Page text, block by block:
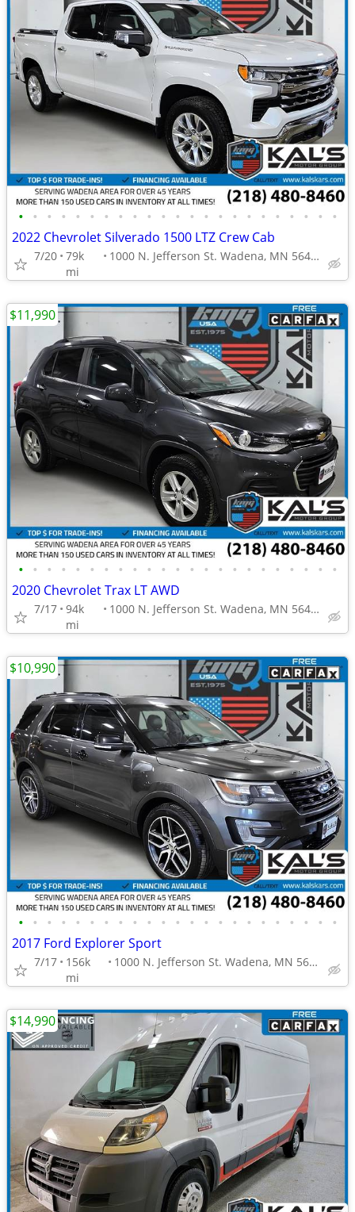
• • • • • • • • • • • • • • • • • • • • • • •
2022 Chevrolet Silverado 1500 LTZ Crew Cab
7/20 79k
mi
1000 N. Jefferson St. Wadena, MN 56482
• • • • • • • • • • • • • • • • • • • • • • •
2020 Chevrolet Trax LT AWD
7/17 94k
mi
1000 N. Jefferson St. Wadena, MN 56482
$11,990
• • • • • • • • • • • • • • • • • • • • • • •
2017 Ford Explorer Sport
7/17
156k
mi
1000 N. Jefferson St. Wadena, MN 56482
$10,990
$14,990